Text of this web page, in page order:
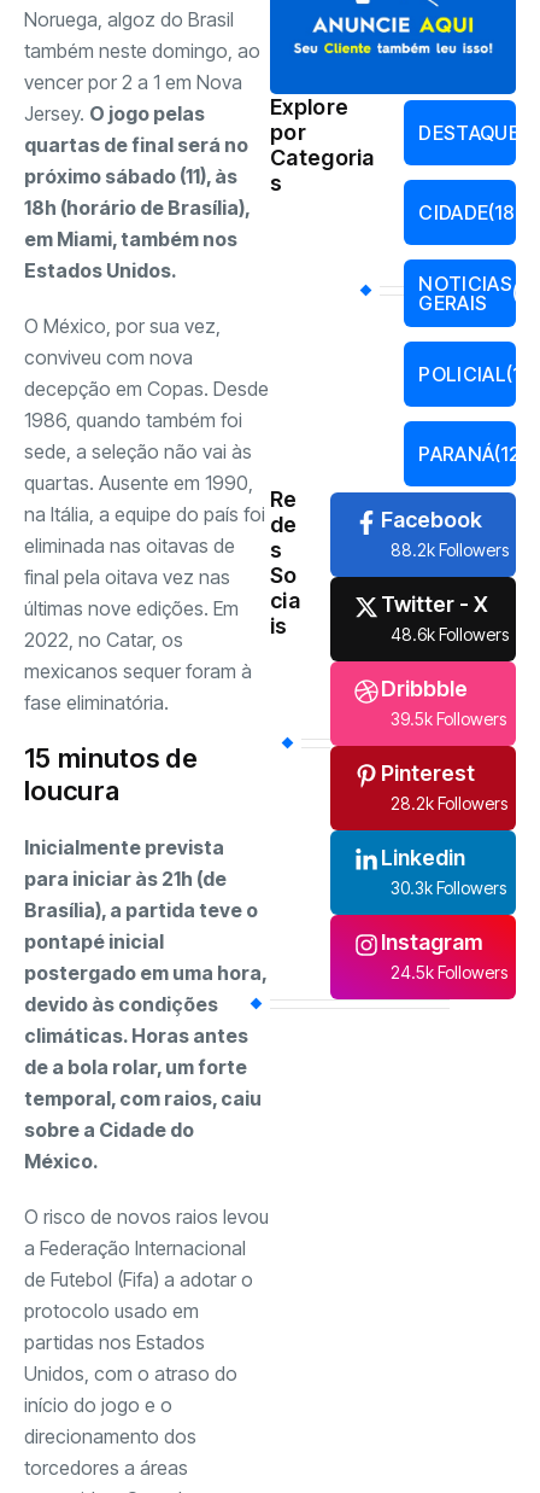
Noruega, algoz do Brasil
também neste domingo, ao
vencer por 2 a 1 em Nova
Jersey. O jogo pelas
quartas de final será no
próximo sábado (11), às
18h (horário de Brasília),
em Miami, também nos
Estados Unidos.
O México, por sua vez,
conviveu com nova
decepção em Copas. Desde
1986, quando também foi
sede, a seleção não vai às
quartas. Ausente em 1990,
na Itália, a equipe do país foi
eliminada nas oitavas de
final pela oitava vez nas
últimas nove edições. Em
2022, no Catar, os
mexicanos sequer foram à
fase eliminatória.
15 minutos de
loucura
Inicialmente prevista
para iniciar às 21h (de
Brasília), a partida teve o
pontapé inicial
postergado em uma hora,
devido às condições
climáticas. Horas antes
de a bola rolar, um forte
temporal, com raios, caiu
sobre a Cidade do
México.
O risco de novos raios levou
a Federação Internacional
de Futebol (Fifa) a adotar o
protocolo usado em
partidas nos Estados
Unidos, com o atraso do
início do jogo e o
direcionamento dos
torcedores a áreas
Explore
por
Categoria
s
DESTAQUES
CIDADE(189)
NOTICIAS
GERAIS
POLICIAL
PARANÁ(121)
Re
de
s
So
cia
is
Facebook
88.2k Followers
Twitter - X
48.6k Followers
Dribbble
39.5k Followers
Pinterest
28.2k Followers
Linkedin
30.3k Followers
Instagram
24.5k Followers